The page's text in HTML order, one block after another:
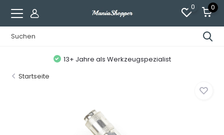
0 0
13+ Jahre als Werkzeugspezialist
Startseite